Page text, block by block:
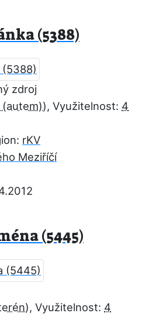
(5388)
zdroj
, Využitelnost: 4
rKV
Meziříčí
(5445)
, Využitelnost: 4